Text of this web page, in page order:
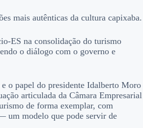
mais autênticas da cultura capixaba.
ES na consolidação do turismo
o diálogo com o governo e
o papel do presidente Idalberto Moro
articulada da Câmara Empresarial
de forma exemplar, com
um modelo que pode servir de